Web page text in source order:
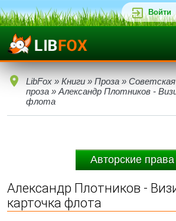
Войти
LibFox » Книги » Проза » Советская
проза » Александр Плотников -
флота
Авторские права
Александр Плотников -
карточка флота